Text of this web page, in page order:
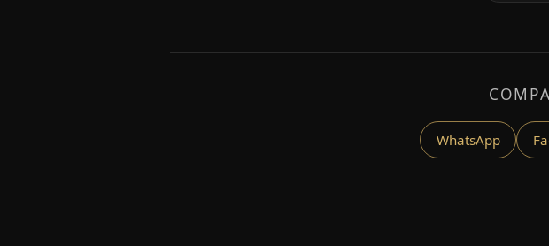
WhatsApp